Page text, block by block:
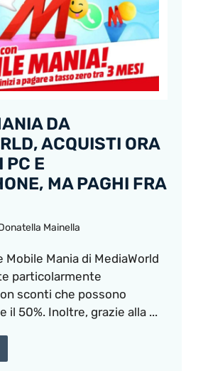
DA
ACQUISTI ORA
PC E
MA PAGHI FRA
Mainella
Mobile Mania di MediaWorld
particolarmente
sconti che possono
il 50%. Inoltre, grazie alla ...